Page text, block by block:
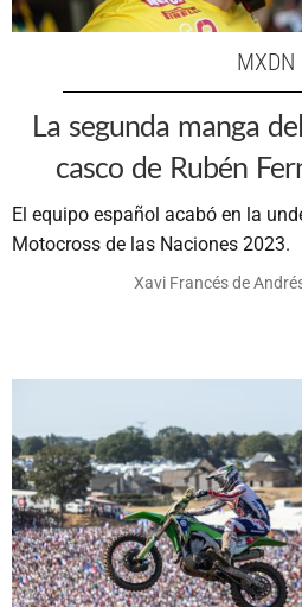
MXDN
La segunda manga
casco de Rubén
El equipo español acabó en la
Motocross de las Naciones 2023.
Xavi Francés de